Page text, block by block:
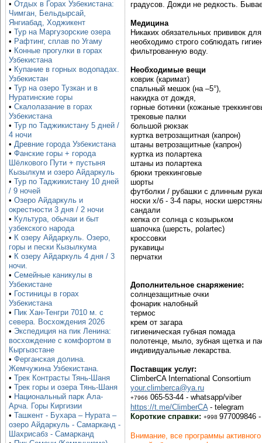
• Отдых в Горах Узбекистана:
Чимган, Бельдырсай,
Янгиабад, Ходжикент
• Тур на Маргузорские озера
• Рафтинг, сплав по Угаму
• Конные прогулки в горах
Узбекистана
• Купание в горных водопадах.
Узбекистан
• Тур на озеро Тузкан и в
Нуратинские горы
• Скалолазание в горах
Узбекистана
• Тур по Таджикистану 5 дней /
4 ночи
• Древние города Узбекистана
• Фанские горы + города
Шёлкового Пути + пустыня
Кызылкум и озеро Айдаркуль
• Тур по Таджикистану 10 дней
/ 9 ночей
• Озеро Айдаркуль и
окрестности 3 дня / 2 ночи
• Культура, обычаи и быт
узбекского народа
• К озеру Айдаркуль. Озеро,
горы и пески Кызылкума
• К озеру Айдаркуль 4 дня / 3
ночи.
• Семейные каникулы в
Узбекистане
• Гостиницы в горах
Узбекистана
• Пик Хан-Тенгри 7010 м. с
севера. Восхождения 2026
• Экспедиция на пик Ленина:
восхождение с комфортом в
Кыргызстане
• Ферганская долина.
Жемчужина Узбекистана.
• Трек Контрасты Тянь-Шаня
• Трек горы и озера Тянь-Шаня
• Национальный парк Ала-
Арча. Горы Киргизии
• Ташкент - Бухара – Нурата –
озеро Айдаркуль - Самарканд -
Шахрисабз - Самарканд
градусов. Дожди не редкость.
Медицина
Никаких обязательных прививок
необходимо строго соблюдать
фильтрованную воду.
Необходимые вещи
коврик (каримат)
спальный мешок (на –5°),
накидка от дождя,
горные ботинки (кожаные
трековые палки
большой рюкзак
куртка ветрозащитная (капрон)
штаны ветрозащитные (капрон)
куртка из полартека
штаны из полартека
брюки треккинговые
шорты
футболки / рубашки с длинным
носки х/б - 3-4 пары, носки
сандали
кепка от солнца с козырьком
шапочка (шерсть, polartec)
кроссовки
рукавицы
перчатки
Дополнительное снаряжение:
солнцезащитные очки
фонарик налобный
термос
крем от загара
гигиеническая губная помада
полотенце, мыло, зубная щетка и
индивидуальные лекарства.
Поставщик услуг:
ClimberCA International Consortium
your.climberca@ya.ru
+7966 065-53-44 - whatsapp/viber
https://t.me/ClimberCA- telegram
Короткие справки: +998 977009846
Внимание, все программы